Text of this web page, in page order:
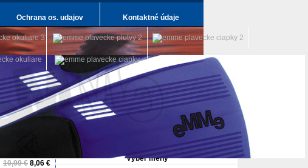
Ochrana os. udajov Kontaktné údaje
10,99 € 8,06 €
Výber meny